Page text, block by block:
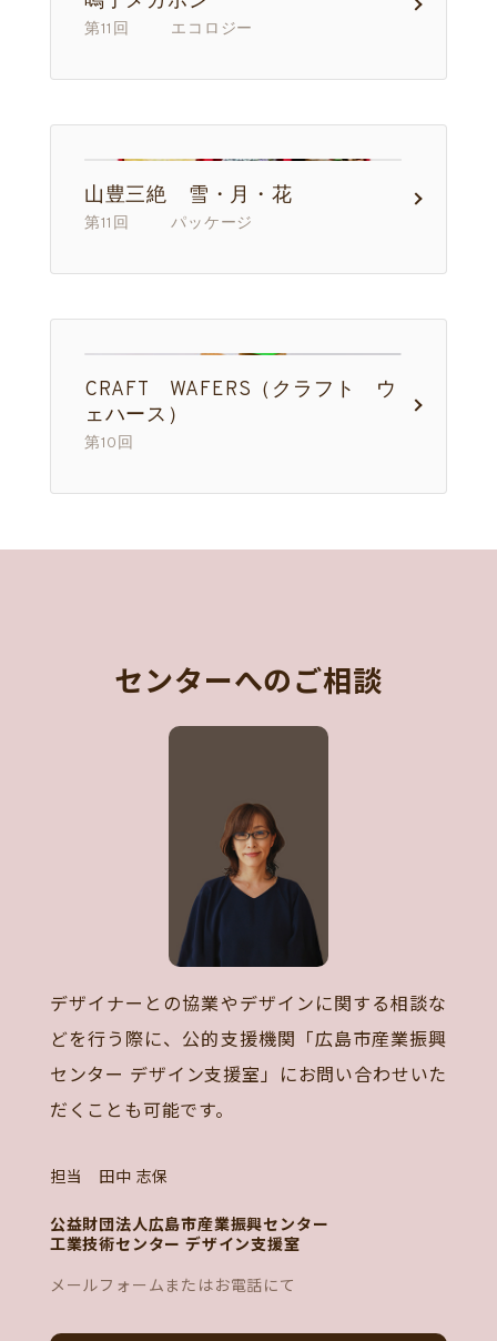
第11回 エコロジー
山豊三絶 雪・月・花
第11回 パッケージ
CRAFT WAFERS（クラフト ウ
ェハース）
第10回
センターへのご相談
デザイナーとの協業やデザインに関する相談な
どを行う際に、公的支援機関「広島市産業振興
センター デザイン支援室」にお問い合わせいた
だくことも可能です。
担当 田中 志保
公益財団法人広島市産業振興センター
工業技術センター デザイン支援室
メールフォームまたはお電話にて